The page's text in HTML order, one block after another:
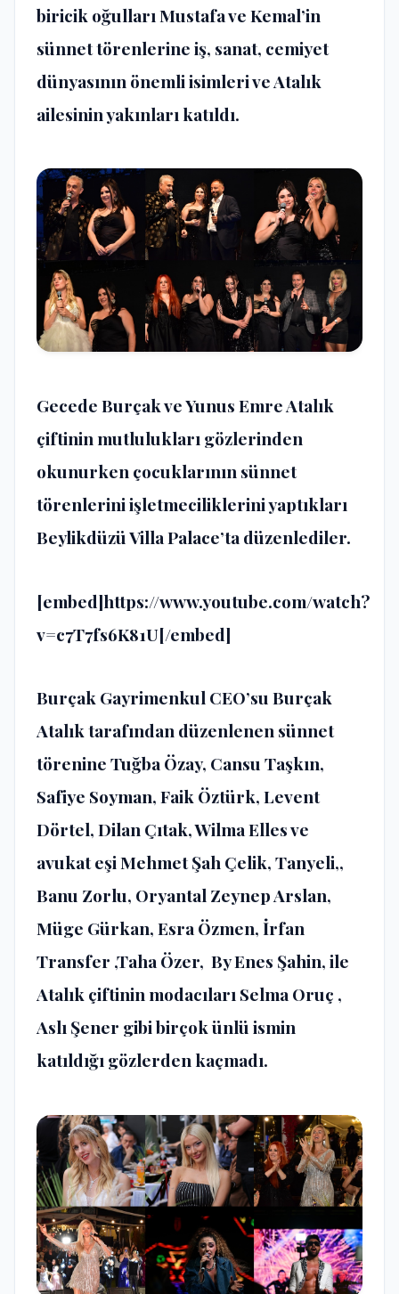
biricik oğulları Mustafa ve Kemal’in
sünnet törenlerine iş, sanat, cemiyet
dünyasının önemli isimleri ve Atalık
ailesinin yakınları katıldı.
Gecede Burçak ve Yunus Emre Atalık
çiftinin mutlulukları gözlerinden
okunurken çocuklarının sünnet
törenlerini işletmeciliklerini yaptıkları
Beylikdüzü Villa Palace’ta düzenlediler.
[embed]https://www.youtube.com/watch?
v=c7T7fs6K81U[/embed]
Burçak Gayrimenkul CEO’su Burçak
Atalık tarafından düzenlenen sünnet
törenine Tuğba Özay, Cansu Taşkın,
Safiye Soyman, Faik Öztürk, Levent
Dörtel, Dilan Çıtak, Wilma Elles ve
avukat eşi Mehmet Şah Çelik, Tanyeli,,
Banu Zorlu, Oryantal Zeynep Arslan,
Müge Gürkan, Esra Özmen, İrfan
Transfer ,Taha Özer, By Enes Şahin, ile
Atalık çiftinin modacıları Selma Oruç ,
Aslı Şener gibi birçok ünlü ismin
katıldığı gözlerden kaçmadı.